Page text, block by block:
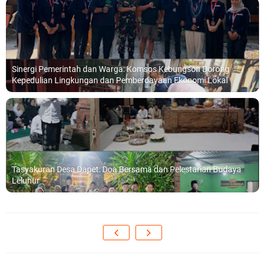
Sinergi Pemerintah dan Warga: Komsos Kebungson Dorong
Kepedulian Lingkungan dan Pemberdayaan Ekonomi Lokal
Tasyakuran Desa Dapet: Doa Bersama dan Pelestarian Budaya
Leluhur